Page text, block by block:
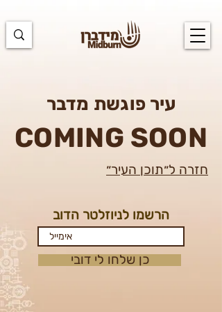
עיר פוגשת מדבר
COMING SOON
חזרה ל״תוכן העיר״
הרשמו לניוזלטר הדוב
כן שלחו לי דובי